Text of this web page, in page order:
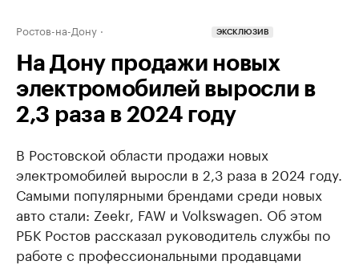
Ростов-на-Дону ЭКСКЛЮЗИВ
На Дону продажи новых
электромобилей выросли в
2,3 раза в 2024 году
В Ростовской области продажи новых
электромобилей выросли в 2,3 раза в 2024 году.
Самыми популярными брендами среди новых
авто стали: Zeekr, FAW и Volkswagen. Об этом
РБК Ростов рассказал руководитель службы по
работе с профессиональными продавцами